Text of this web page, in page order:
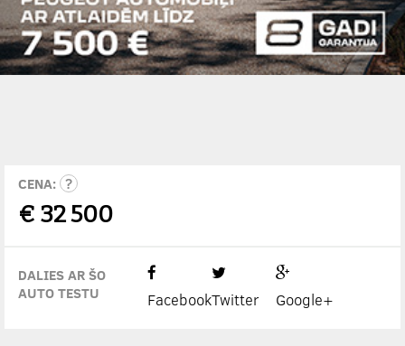
CENA:
€ 32 500
DALIES AR ŠO
AUTO TESTU
FacebookTwitter Google+